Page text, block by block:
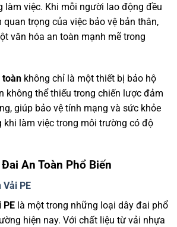
làm việc. Khi mỗi người lao động đều
trọng của việc bảo vệ bản thân,
văn hóa an toàn mạnh mẽ trong
toàn không chỉ là một thiết bị bảo hộ
không thể thiếu trong chiến lược đảm
giúp bảo vệ tính mạng và sức khỏe
khi làm việc trong môi trường có độ
An Toàn Phổ Biến
Vải PE
PE là một trong những loại dây đai phổ
hiện nay. Với chất liệu từ vải nhựa